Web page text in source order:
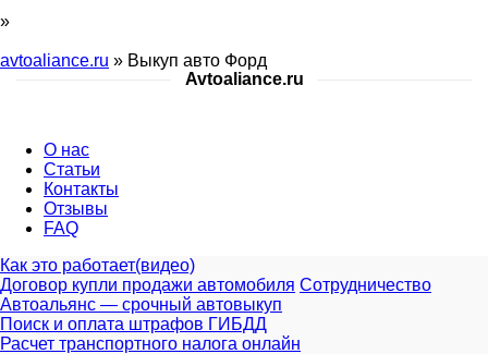
»
avtoaliance.ru » Выкуп авто Форд
Avtoaliance.ru
О нас
Статьи
Контакты
Отзывы
FAQ
Как это работает(видео)
Договор купли продажи автомобиля Сотрудничество
Автоальянс — срочный автовыкуп
Поиск и оплата штрафов ГИБДД
Расчет транспортного налога онлайн